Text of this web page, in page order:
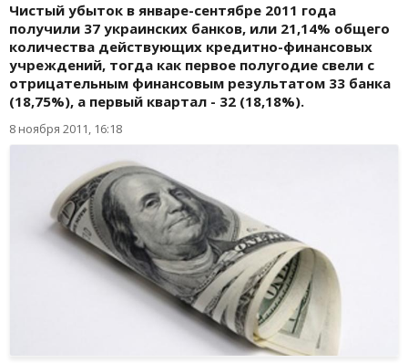
Чистый убыток в январе-сентябре 2011 года
получили 37 украинских банков, или 21,14% общего
количества действующих кредитно-финансовых
учреждений, тогда как первое полугодие свели с
отрицательным финансовым результатом 33 банка
(18,75%), а первый квартал - 32 (18,18%).
8 ноября 2011, 16:18